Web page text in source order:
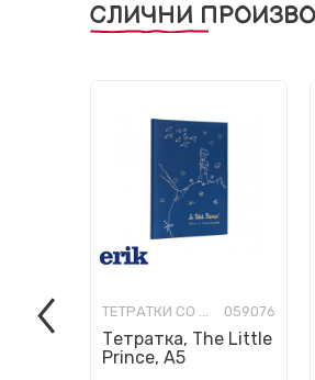
СЛИЧНИ
ТЕТРАТКИ СО ТВРДИ КОРИЦИ 059076
Тетратка, The Little
Prince, А5